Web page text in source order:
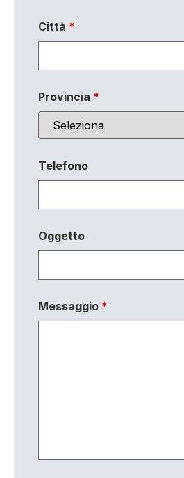
Città *
Provincia *
Telefono
Oggetto
Messaggio *